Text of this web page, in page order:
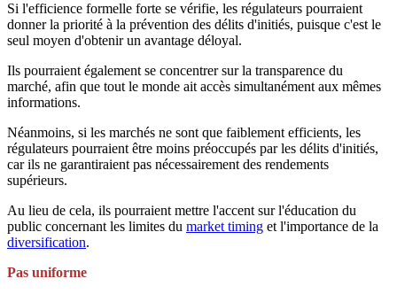
Si l'efficience formelle forte se vérifie, les régulateurs pourraient
donner la priorité à la prévention des délits d'initiés, puisque c'est le
seul moyen d'obtenir un avantage déloyal.
Ils pourraient également se concentrer sur la transparence du
marché, afin que tout le monde ait accès simultanément aux mêmes
informations.
Néanmoins, si les marchés ne sont que faiblement efficients, les
régulateurs pourraient être moins préoccupés par les délits d'initiés,
car ils ne garantiraient pas nécessairement des rendements
supérieurs.
Au lieu de cela, ils pourraient mettre l'accent sur l'éducation du
public concernant les limites du market timing et l'importance de la
diversification.
Pas uniforme